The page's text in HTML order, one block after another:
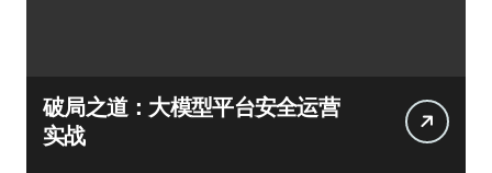
破局之道：大模型平台安全运营
实战